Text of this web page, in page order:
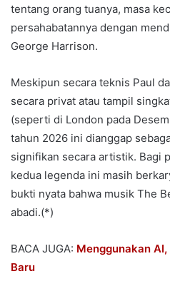
tentang orang tuanya, masa
persahabatannya dengan
George Harrison.
Meskipun secara teknis Paul
secara privat atau tampil
(seperti di London pada
tahun 2026 ini dianggap
signifikan secara artistik. Bagi
kedua legenda ini masih
bukti nyata bahwa musik The
abadi.(*)
BACA JUGA: Menggunakan
Baru